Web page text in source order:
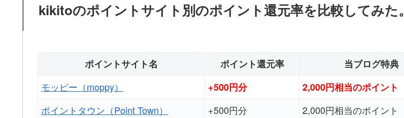
kikitoのポイントサイト別のポイント還元率を比較してみた。
ポイントサイト名 ポイント還元率
当ブログ特典
モッピー（moppy）
+500円分
2,000円相当のポイント
ポイントタウン（Point Town）
+500円分
2,000円相当のポイント